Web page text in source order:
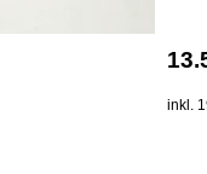
inkl.